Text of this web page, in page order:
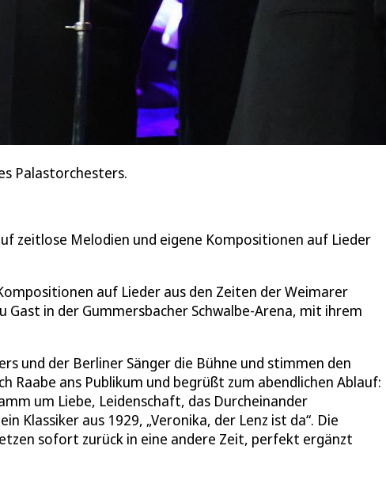
Palastorchesters.
zeitlose Melodien und eigene Kompositionen auf Lieder
auf Lieder aus den Zeiten der Weimarer
Gast in der Gummersbacher Schwalbe-Arena, mit ihrem
und der Berliner Sänger die Bühne und stimmen den
Raabe ans Publikum und begrüßt zum abendlichen Ablauf:
um Liebe, Leidenschaft, das Durcheinander
Klassiker aus 1929, „Veronika, der Lenz ist da“. Die
sofort zurück in eine andere Zeit, perfekt ergänzt